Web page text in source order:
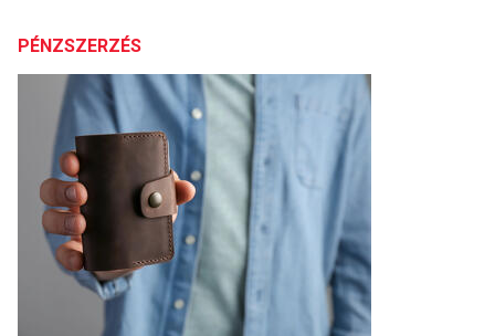
PÉNZSZERZÉS